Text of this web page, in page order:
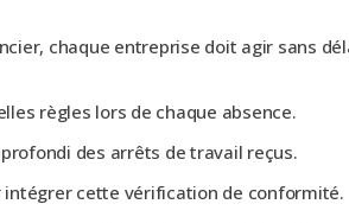
chaque entreprise doit agir sans
règles lors de chaque absence.
des arrêts de travail reçus.
cette vérification de conformité.